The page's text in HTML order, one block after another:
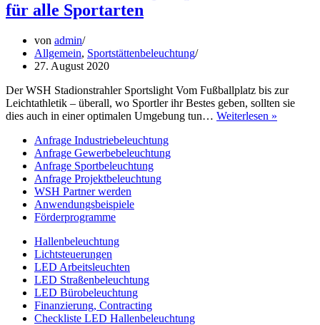
für alle Sportarten
von admin
Allgemein, Sportstättenbeleuchtung
27. August 2020
Der WSH Stadionstrahler Sportslight Vom Fußballplatz bis zur
Leichtathletik – überall, wo Sportler ihr Bestes geben, sollten sie
dies auch in einer optimalen Umgebung tun… Weiterlesen »
Anfrage Industriebeleuchtung
Anfrage Gewerbebeleuchtung
Anfrage Sportbeleuchtung
Anfrage Projektbeleuchtung
WSH Partner werden
Anwendungsbeispiele
Förderprogramme
Hallenbeleuchtung
Lichtsteuerungen
LED Arbeitsleuchten
LED Straßenbeleuchtung
LED Bürobeleuchtung
Finanzierung, Contracting
Checkliste LED Hallenbeleuchtung